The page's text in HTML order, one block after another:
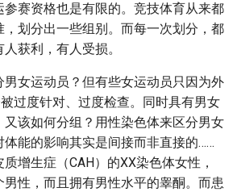
赛资格也是有限的。竞技体育从来都
，划分出一些组别。而每一次划分，都
获利，有人受损。
男女运动员？但有些女运动员只因为外
过度针对、过度检查。同时具有男女
该如何分组？用性染色体来区分男女
体能的影响其实是间接而非直接的……
增生症（CAH）的XX染色体女性，
性，而且拥有男性水平的睾酮。而患